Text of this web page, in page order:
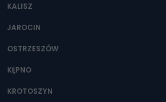
KALISZ
JAROCIN
OSTRZESZÓW
KĘPNO
KROTOSZYN